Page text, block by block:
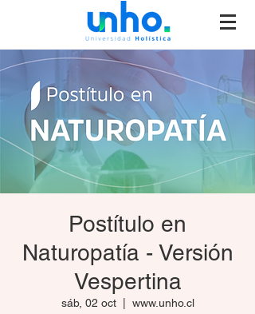
Postítulo en
Naturopatía - Versión
Vespertina
sáb, 02 oct
  |
www.unho.cl